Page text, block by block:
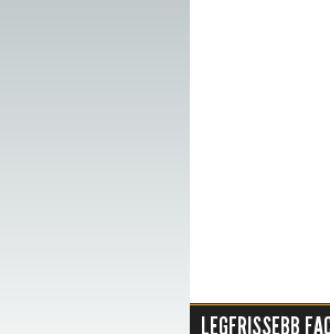
LEGFRISSEBB